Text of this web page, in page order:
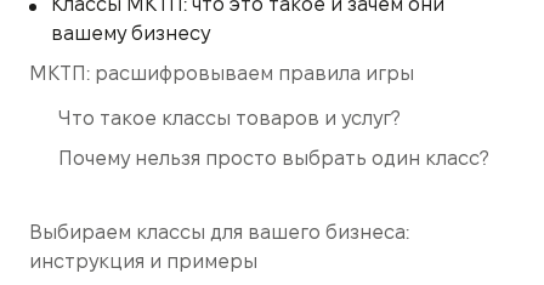
Классы МКТП: что это такое и зачем они
вашему бизнесу
МКТП: расшифровываем правила игры
Что такое классы товаров и услуг?
Почему нельзя просто выбрать один класс?
Выбираем классы для вашего бизнеса:
инструкция и примеры